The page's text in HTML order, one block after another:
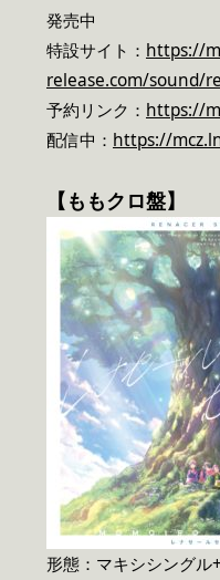
発売中
特設サイト： https://
release.com/sound/
予約リンク： https://
配信中： https://
【ももクロ盤】
形態：マキシシング